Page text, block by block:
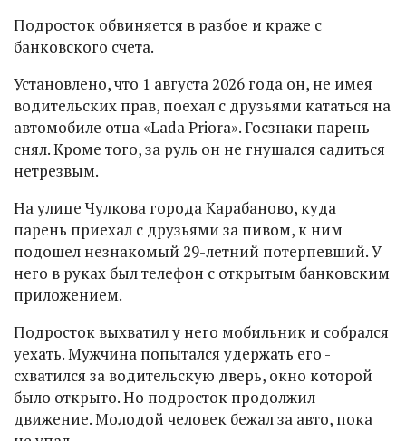
Подросток обвиняется в разбое и краже с
банковского счета.
Установлено, что 1 августа 2026 года он, не имея
водительских прав, поехал с друзьями кататься на
автомобиле отца «Lada Priora». Госзнаки парень
снял. Кроме того, за руль он не гнушался садиться
нетрезвым.
На улице Чулкова города Карабаново, куда
парень приехал с друзьями за пивом, к ним
подошел незнакомый 29-летний потерпевший. У
него в руках был телефон с открытым банковским
приложением.
Подросток выхватил у него мобильник и собрался
уехать. Мужчина попытался удержать его -
схватился за водительскую дверь, окно которой
было открыто. Но подросток продолжил
движение. Молодой человек бежал за авто, пока